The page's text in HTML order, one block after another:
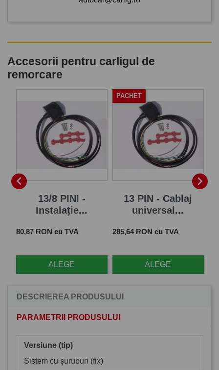
Accesorii pentru carligul de
remorcare

13/8 PINI -
Instalație...
Pret
80,87 RON cu TVA
ALEGE
13 PIN - Cablaj
universal...
Pret
285,64 RON cu TVA
ALEGE
PACHET

DESCRIEREA PRODUSULUI
PARAMETRII PRODUSULUI
Versiune (tip)
Sistem cu șuruburi (fix)